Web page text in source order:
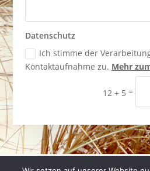
Datenschutz
Ich stimme der
Kontaktaufnahme zu. Mehr
12 + 5 =